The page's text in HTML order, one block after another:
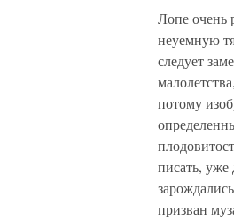
Лопе очень
неуемную
следует
потому
писать, уже
призван